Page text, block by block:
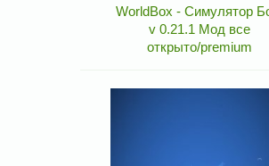
WorldBox - Симулятор
v 0.21.1 Мод все
открыто/premium